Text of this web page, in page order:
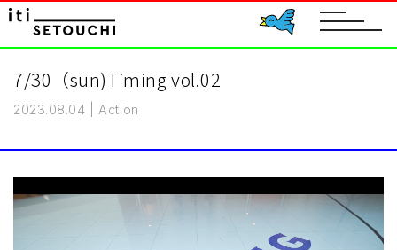
toggle
7/30（sun)Timing vol.02
2023.08.04 Action